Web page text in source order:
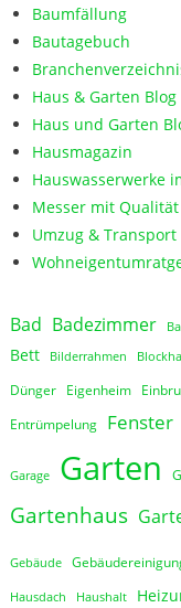
Baumfällung
Bautagebuch
Haus & Garten Blog
Haus und Garten
Hausmagazin
Hauswasserwerke
Messer mit Qualität
Umzug & Transport
Bad Badezimmer
Bett Bilderrahmen
Dünger Eigenheim
Entrümpelung Fenster
Garage Garten
Gartenhaus
Gebäude
Hausdach Haushalt